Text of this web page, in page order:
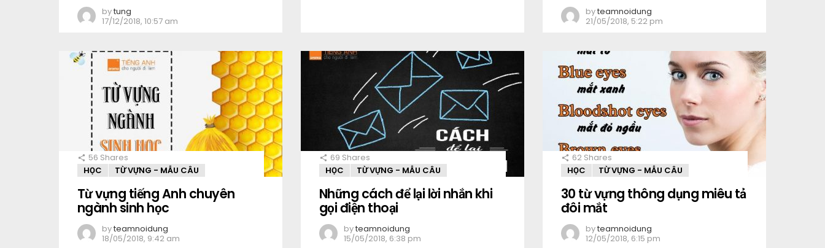
bytung
17/12/2018, 10:57 am
byteamnoidung
21/05/2018, 5:22 pm
56 Shares
HỌC
TỪ VỰNG - MẪU CÂU
Từ vựng tiếng Anh chuyên
ngành sinh học
byteamnoidung
18/05/2018, 9:42 am
69 Shares
HỌC
TỪ VỰNG - MẪU CÂU
Những cách để lại lời nhắn khi
gọi điện thoại
byteamnoidung
15/05/2018, 6:38 pm
62Shares
HỌC
TỪ VỰNG - MẪU CÂU
30 từ vựng thông dụng miêu tả
đôi mắt
byteamnoidung
12/05/2018, 6:15 pm